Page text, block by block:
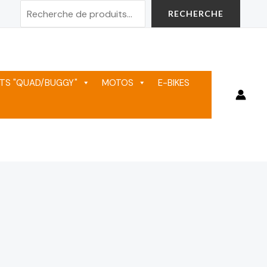
Rechercher RECHERCHE
"QUAD/BUGGY" MOTOS
E-BIKES